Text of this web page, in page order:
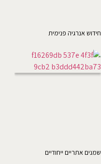
חידוש אנרגיה פנימית
שמנים אתריים ייחודיים